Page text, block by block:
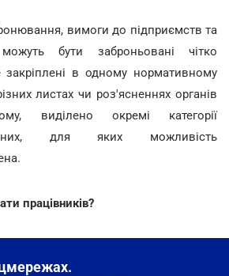
вимоги до підприємств та
бути заброньовані чітко
закріплені в одному нормативному
листах чи роз'ясненнях органів
виділено окремі категорії
для яких можливість
працівників?